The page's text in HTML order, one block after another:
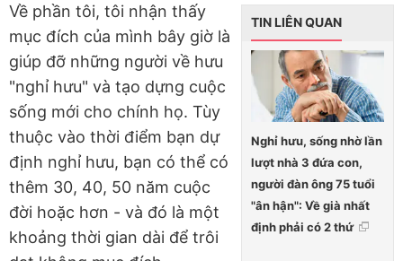
TIN LIÊN QUAN
Nghỉ hưu, sống nhờ lần
lượt nhà 3 đứa con,
người đàn ông 75 tuổi
"ân hận": Về già nhất
định phải có 2 thứ
Về phần tôi, tôi nhận thấy
mục đích của mình bây giờ là
giúp đỡ những người về hưu
"nghỉ hưu" và tạo dựng cuộc
sống mới cho chính họ. Tùy
thuộc vào thời điểm bạn dự
định nghỉ hưu, bạn có thể có
thêm 30, 40, 50 năm cuộc
đời hoặc hơn - và đó là một
khoảng thời gian dài để trôi